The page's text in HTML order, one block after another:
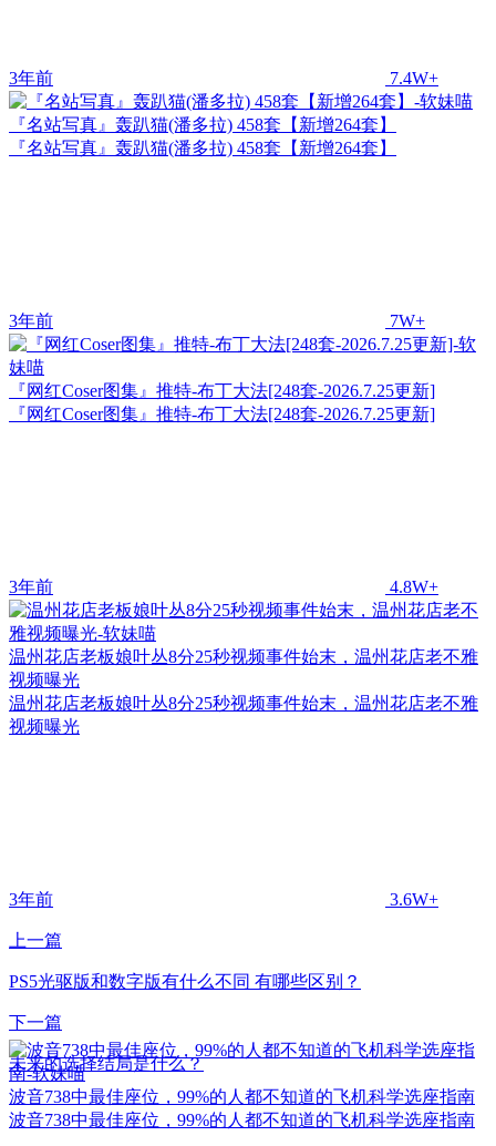
3年前 7.4W+
『名站写真』轰趴猫(潘多拉) 458套【新增264套】
『名站写真』轰趴猫(潘多拉) 458套【新增264套】
3年前 7W+
『网红Coser图集』推特-布丁大法[248套-2026.7.25更新]
『网红Coser图集』推特-布丁大法[248套-2026.7.25更新]
3年前 4.8W+
温州花店老板娘叶丛8分25秒视频事件始末，温州花店老不雅
视频曝光
温州花店老板娘叶丛8分25秒视频事件始末，温州花店老不雅
视频曝光
3年前 3.6W+
上一篇
PS5光驱版和数字版有什么不同 有哪些区别？
下一篇
未来的选择结局是什么？
波音738中最佳座位，99%的人都不知道的飞机科学选座指南
波音738中最佳座位，99%的人都不知道的飞机科学选座指南